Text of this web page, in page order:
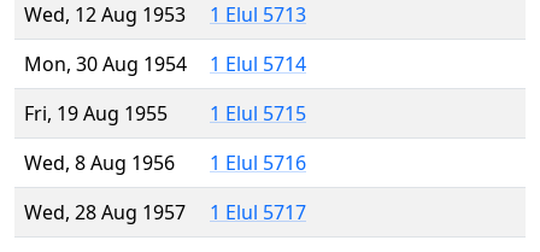
Wed, 12 Aug 1953
1 Elul 5713
Mon, 30 Aug 1954
1 Elul 5714
Fri, 19 Aug 1955
1 Elul 5715
Wed, 8 Aug 1956
1 Elul 5716
Wed, 28 Aug 1957
1 Elul 5717